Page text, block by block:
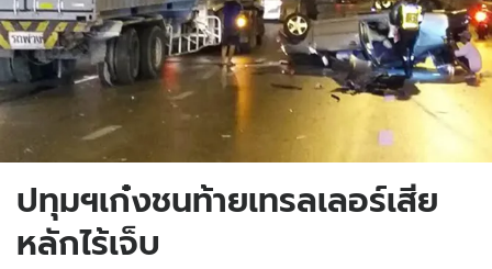
ปทุมฯเก๋งชนท้ายเทรลเลอร์เสีย
หลักไร้เจ็บ